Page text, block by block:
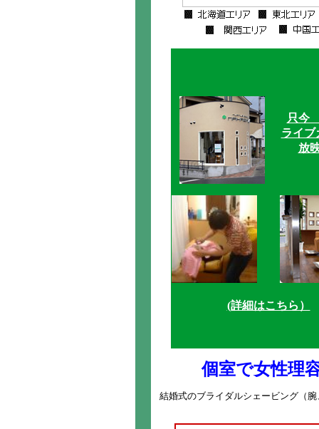
只今
ライブ
放
(詳細はこちら）
個室で女性理
結婚式のブライダルシェービング（